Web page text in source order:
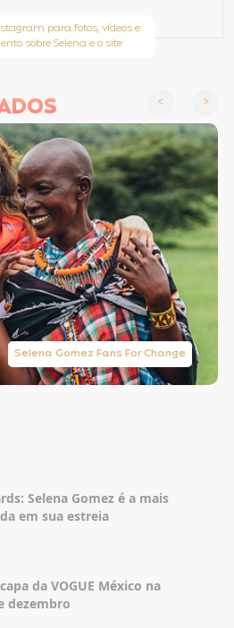
para fotos, vídeos e
sobre Selena e o site
Selena Gomez Fans For Change
Selena Gomez é a mais
em sua estreia
da VOGUE México na
dezembro